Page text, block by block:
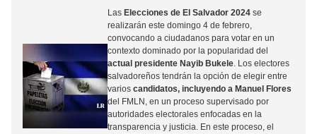
Las Elecciones de El Salvador 2024 se
realizarán este domingo 4 de febrero,
convocando a ciudadanos para votar en un
contexto dominado por la popularidad del
actual presidente Nayib Bukele. Los electores
salvadoreños tendrán la opción de elegir entre
varios candidatos, incluyendo a Manuel Flores
del FMLN, en un proceso supervisado por
autoridades electorales enfocadas en la
transparencia y justicia. En este proceso, el